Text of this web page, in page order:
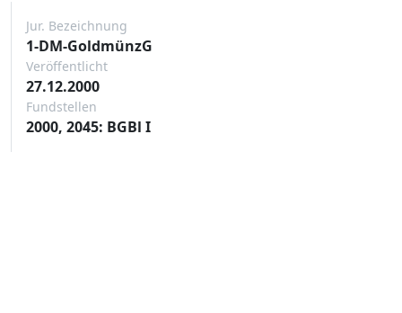
Jur. Bezeichnung
1-DM-GoldmünzG
Veröffentlicht
27.12.2000
Fundstellen
2000, 2045: BGBl I